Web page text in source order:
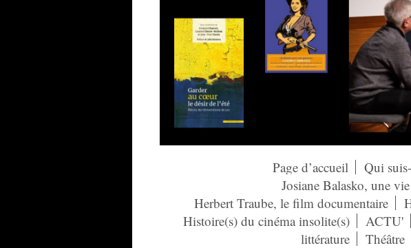
Page d’accueil Qui
Josiane Balasko, une
Herbert Traube, le film documentaire
Histoire(s) du cinéma insolite(s)
ACTU'
littérature
Théâtre